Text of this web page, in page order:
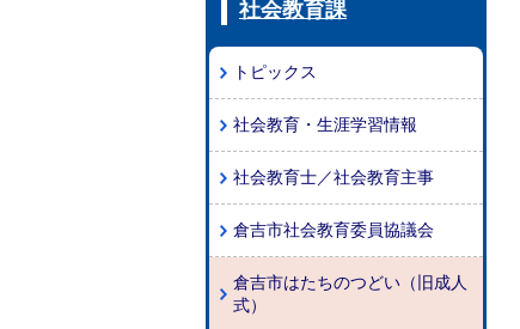
社会教育課
トピックス
社会教育・生涯学習情報
社会教育士／社会教育主事
倉吉市社会教育委員協議会
倉吉市はたちのつどい（旧成人
式）